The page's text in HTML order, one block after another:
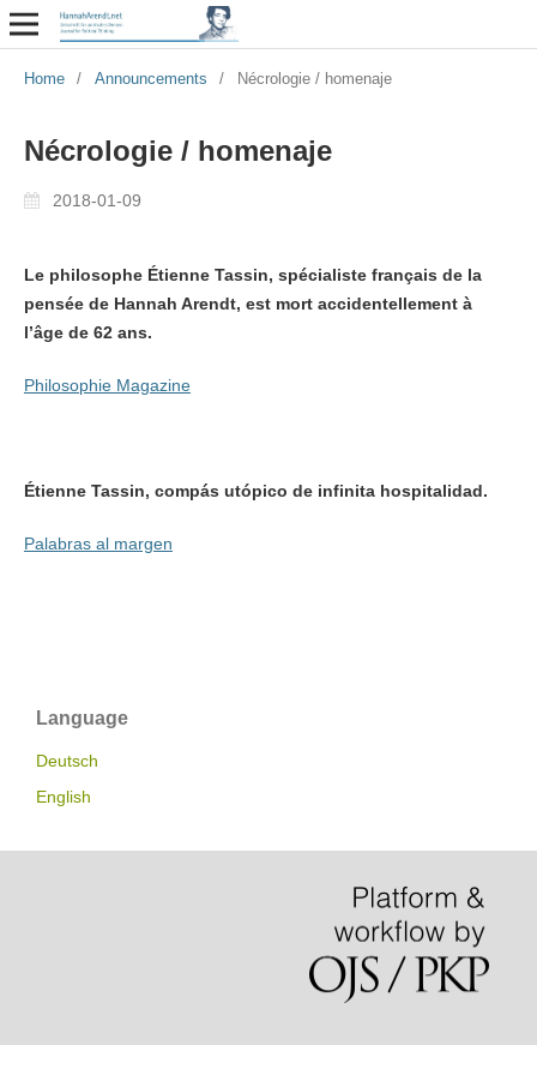
Home / Announcements / Nécrologie / homenaje
Nécrologie / homenaje
2018-01-09
Le philosophe Étienne Tassin, spécialiste français de la
pensée de Hannah Arendt, est mort accidentellement à
l’âge de 62 ans.
Philosophie Magazine
Étienne Tassin, compás utópico de infinita hospitalidad.
Palabras al margen
Language
Deutsch
English